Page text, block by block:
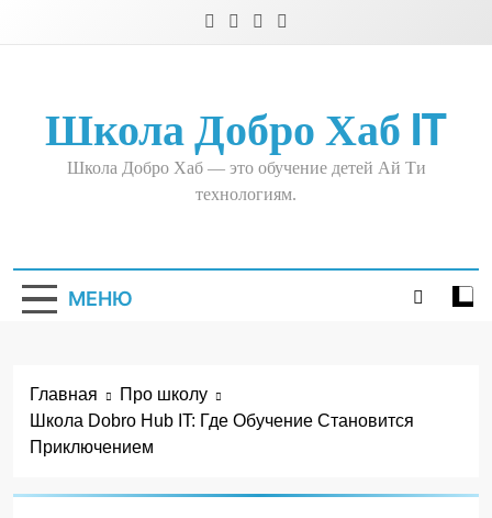
Школа Добро Хаб IT
Школа Добро Хаб — это обучение детей Ай Ти
технологиям.
МЕНЮ
Главная
Про школу
Школа Dobro Hub IT: Где Обучение Становится
Приключением